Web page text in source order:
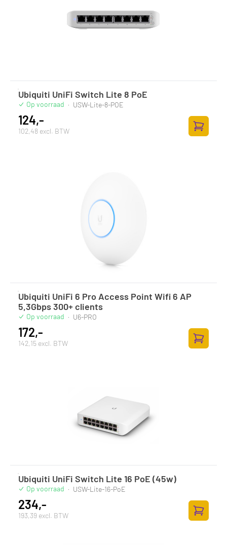
Ubiquiti UniFi Switch Lite 8 PoE
Op voorraad · USW-Lite-8-POE
124,-
102,48 excl. BTW
Ubiquiti UniFi 6 Pro Access Point Wifi 6 AP
5,3Gbps 300+ clients
Op voorraad · U6-PRO
172,-
142,15 excl. BTW
Ubiquiti UniFi Switch Lite 16 PoE (45w)
Op voorraad · USW-Lite-16-PoE
234,-
193,39 excl. BTW